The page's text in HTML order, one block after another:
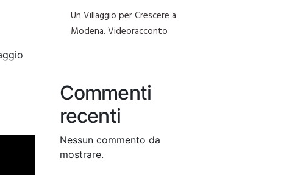
Un Villaggio per Crescere a
Modena. Videoracconto
Commenti
recenti
Nessun commento da
mostrare.